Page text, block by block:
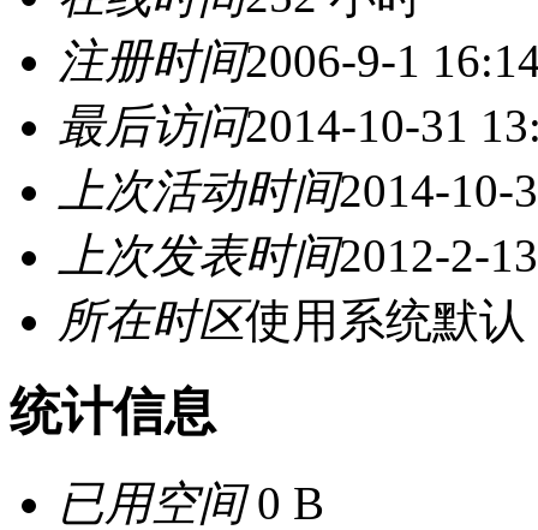
注册时间2006-9-1
最后访问2014-10-31
上次活动时间2014-10-
上次发表时间2012-2-
所在时区使用系统默认
统计信息
已用空间0 B